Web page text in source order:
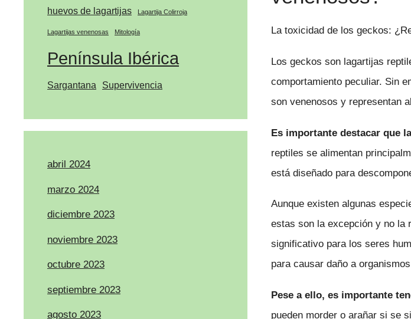
La toxicidad de los geckos:
Los geckos son lagartijas
comportamiento peculiar. Sin
son venenosos y representan
Es importante destacar que
reptiles se alimentan
está diseñado para
Aunque existen algunas
estas son la excepción y no la
significativo para los seres
para causar daño a
Pese a ello, es importante
pueden morder o arañar si se
huevos de lagartijas Lagartija Colirroja
Lagartijas venenosas Mitología
Península Ibérica
Sargantana Supervivencia
abril 2024
marzo 2024
diciembre 2023
noviembre 2023
octubre 2023
septiembre 2023
agosto 2023